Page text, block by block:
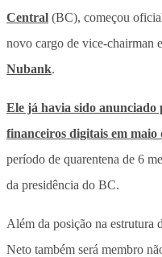
Central (BC), começou
novo cargo de vice-chairman
Nubank.
Ele já havia sido anunciado
financeiros digitais em maio
período de quarentena de 6
da presidência do BC.
Além da posição na estrutura
Neto também será membro